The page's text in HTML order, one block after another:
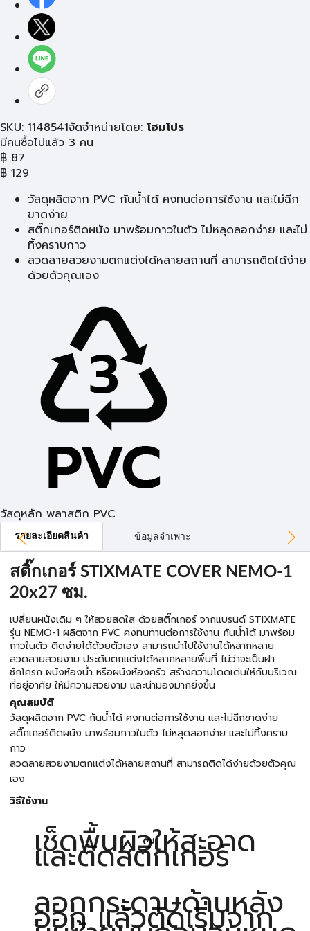
SKU: 1148541จัดจำหน่ายโดย: โฮมโปร
มีคนซื้อไปแล้ว 3 คน
฿ 87
฿ 129
วัสดุผลิตจาก PVC กันน้ำได้ คงทนต่อการใช้งาน และไม่ฉีก
ขาดง่าย
สติ๊กเกอร์ติดผนัง มาพร้อมกาวในตัว ไม่หลุดลอกง่าย และไม่
ทิ้งคราบกาว
ลวดลายสวยงามตกแต่งได้หลายสถานที่ สามารถติดได้ง่าย
ด้วยตัวคุณเอง
วัสดุหลัก พลาสติก PVC
รายละเอียดสินค้า ข้อมูลจำเพาะ
สติ๊กเกอร์ STIXMATE COVER NEMO-1
20x27 ซม.
เปลี่ยนผนังเดิม ๆ ให้สวยสดใส ด้วยสติ๊กเกอร์ จากแบรนด์ STIXMATE
รุ่น NEMO-1 ผลิตจาก PVC คงทนทานต่อการใช้งาน กันน้ำได้ มาพร้อม
กาวในตัว ติดง่ายได้ด้วยตัวเอง สามารถนำไปใช้งานได้หลากหลาย
ลวดลายสวยงาม ประดับตกแต่งได้หลากหลายพื้นที่ ไม่ว่าจะเป็นฝา
ชักโครก ผนังห้องน้ำ หรือผนังห้องครัว สร้างความโดดเด่นให้กับบริเวณ
ที่อยู่อาศัย ให้มีความสวยงาม และน่ามองมากยิ่งขึ้น
คุณสมบัติ
วัสดุผลิตจาก PVC กันน้ำได้ คงทนต่อการใช้งาน และไม่ฉีกขาดง่าย
สติ๊กเกอร์ติดผนัง มาพร้อมกาวในตัว ไม่หลุดลอกง่าย และไม่ทิ้งคราบ
กาว
ลวดลายสวยงามตกแต่งได้หลายสถานที่ สามารถติดได้ง่ายด้วยตัวคุณ
เอง
วิธีใช้งาน
เช็ดพื้นผิวให้สะอาด
และตัดสติ๊กเกอร์
ลอกกระดาษด้านหลัง
ออก แล้วติดเริ่มจาก